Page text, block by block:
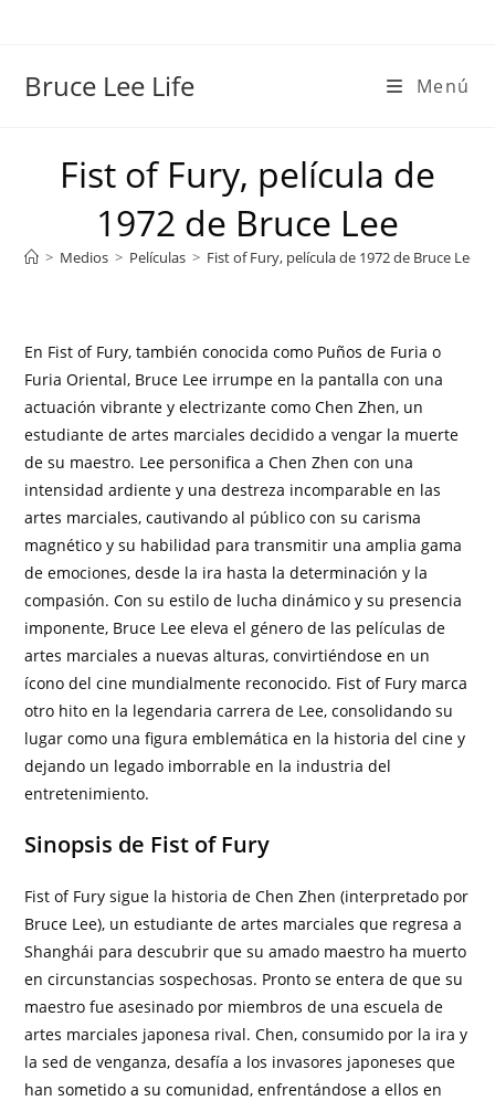
Bruce Lee Life Menú
Fist of Fury, película de
1972 de Bruce Lee
> Medios > Películas > Fist of Fury, película de 1972 de Bruce Lee
En Fist of Fury, también conocida como Puños de Furia o
Furia Oriental, Bruce Lee irrumpe en la pantalla con una
actuación vibrante y electrizante como Chen Zhen, un
estudiante de artes marciales decidido a vengar la muerte
de su maestro. Lee personifica a Chen Zhen con una
intensidad ardiente y una destreza incomparable en las
artes marciales, cautivando al público con su carisma
magnético y su habilidad para transmitir una amplia gama
de emociones, desde la ira hasta la determinación y la
compasión. Con su estilo de lucha dinámico y su presencia
imponente, Bruce Lee eleva el género de las películas de
artes marciales a nuevas alturas, convirtiéndose en un
ícono del cine mundialmente reconocido. Fist of Fury marca
otro hito en la legendaria carrera de Lee, consolidando su
lugar como una figura emblemática en la historia del cine y
dejando un legado imborrable en la industria del
entretenimiento.
Sinopsis de Fist of Fury
Fist of Fury sigue la historia de Chen Zhen (interpretado por
Bruce Lee), un estudiante de artes marciales que regresa a
Shanghái para descubrir que su amado maestro ha muerto
en circunstancias sospechosas. Pronto se entera de que su
maestro fue asesinado por miembros de una escuela de
artes marciales japonesa rival. Chen, consumido por la ira y
la sed de venganza, desafía a los invasores japoneses que
han sometido a su comunidad, enfrentándose a ellos en